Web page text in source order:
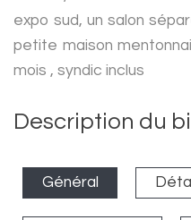
expo sud, un salon
petite maison
mois , syndic inclus
Description du
Général